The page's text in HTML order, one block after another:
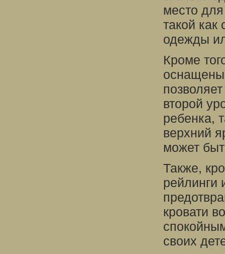
место
такой
одежды
Кроме
оснащены
второй
ребенка,
верхний
может
Также,
рейлинги
кровати
своих